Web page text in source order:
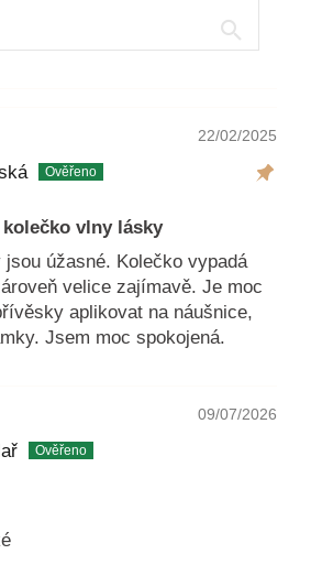
22/02/2025
vlny lásky
úžasné. Kolečko vypadá
velice zajímavě. Je moc
aplikovat na náušnice,
Jsem moc spokojená.
09/07/2026